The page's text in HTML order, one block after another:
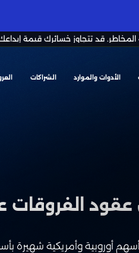
قد تتجاوز خسائرك قيمة
الأدوات والموارد الشراكات
عقود الفروقات
أسهم أوروبية وأمريكية شهيرة